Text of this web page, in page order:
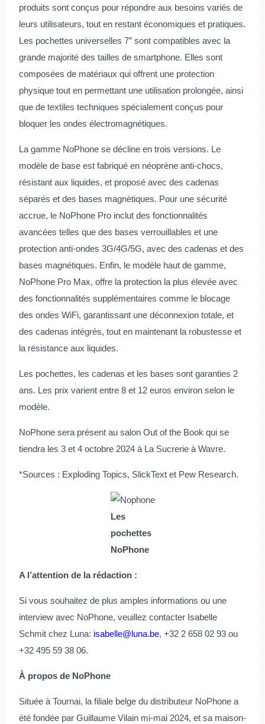
produits sont conçus pour répondre aux besoins variés de
leurs utilisateurs, tout en restant économiques et pratiques.
Les pochettes universelles 7″ sont compatibles avec la
grande majorité des tailles de smartphone. Elles sont
composées de matériaux qui offrent une protection
physique tout en permettant une utilisation prolongée, ainsi
que de textiles techniques spécialement conçus pour
bloquer les ondes électromagnétiques.
La gamme NoPhone se décline en trois versions. Le
modèle de base est fabriqué en néoprène anti-chocs,
résistant aux liquides, et proposé avec des cadenas
séparés et des bases magnétiques. Pour une sécurité
accrue, le NoPhone Pro inclut des fonctionnalités
avancées telles que des bases verrouillables et une
protection anti-ondes 3G/4G/5G, avec des cadenas et des
bases magnétiques. Enfin, le modèle haut de gamme,
NoPhone Pro Max, offre la protection la plus élevée avec
des fonctionnalités supplémentaires comme le blocage
des ondes WiFi, garantissant une déconnexion totale, et
des cadenas intégrés, tout en maintenant la robustesse et
la résistance aux liquides.
Les pochettes, les cadenas et les bases sont garanties 2
ans. Les prix varient entre 8 et 12 euros environ selon le
modèle.
NoPhone sera présent au salon Out of the Book qui se
tiendra les 3 et 4 octobre 2024 à La Sucrerie à Wavre.
*Sources : Exploding Topics, SlickText et Pew Research.
Les
pochettes
NoPhone
A l’attention de la rédaction :
Si vous souhaitez de plus amples informations ou une
interview avec NoPhone, veuillez contacter Isabelle
Schmit chez Luna: isabelle@luna.be, +32 2 658 02 93 ou
+32 495 59 38 06.
À propos de NoPhone
Située à Tournai, la filiale belge du distributeur NoPhone a
été fondée par Guillaume Vilain mi-mai 2024, et sa maison-